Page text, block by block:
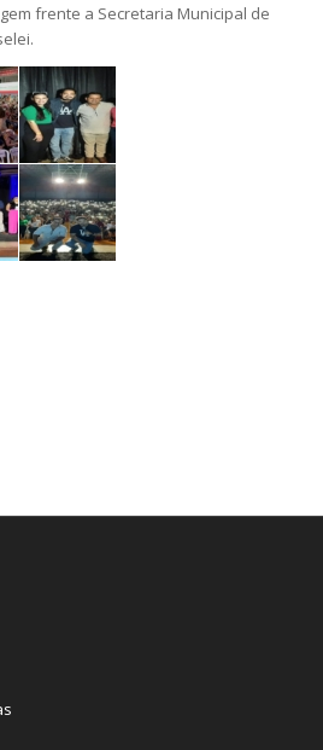
frente a Secretaria Municipal de